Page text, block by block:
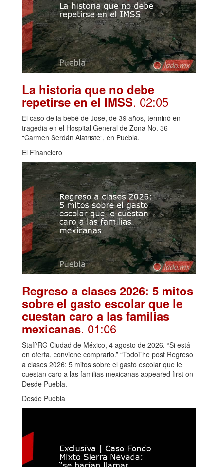
La historia que no debe
repetirse en el IMSS. 02:05
El caso de la bebé de Jose, de 39 años, terminó en
tragedia en el Hospital General de Zona No. 36
“Carmen Serdán Alatriste”, en Puebla.
El Financiero
Regreso a clases 2026: 5 mitos
sobre el gasto escolar que le
cuestan caro a las familias
mexicanas. 01:06
Staff/RG Ciudad de México, 4 agosto de 2026. “Si está
en oferta, conviene comprarlo.” “TodoThe post Regreso
a clases 2026: 5 mitos sobre el gasto escolar que le
cuestan caro a las familias mexicanas appeared first on
Desde Puebla.
Desde Puebla